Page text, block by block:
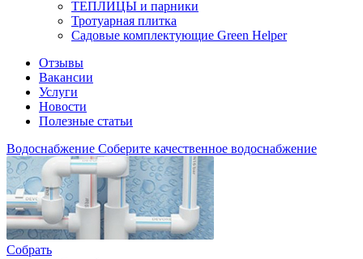
ТЕПЛИЦЫ и парники
Тротуарная плитка
Садовые комплектующие Green Helper
Отзывы
Вакансии
Услуги
Новости
Полезные статьи
Водоснабжение Соберите качественное водоснабжение
Собрать